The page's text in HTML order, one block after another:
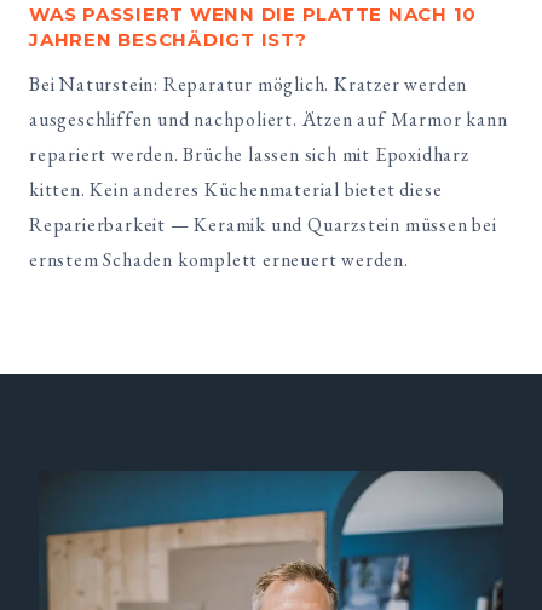
WAS PASSIERT WENN DIE PLATTE NACH 10
JAHREN BESCHÄDIGT IST?
Bei Naturstein: Reparatur möglich. Kratzer werden
ausgeschliffen und nachpoliert. Ätzen auf Marmor kann
repariert werden. Brüche lassen sich mit Epoxidharz
kitten. Kein anderes Küchenmaterial bietet diese
Reparierbarkeit — Keramik und Quarzstein müssen bei
ernstem Schaden komplett erneuert werden.